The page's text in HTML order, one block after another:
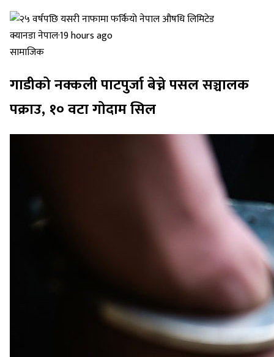
क्यानडा नेपाल·19 hours ago
सामाजिक
गाडीको नक्कली पाटपुर्जा बेच्ने पसल सञ्चालक
पक्राउ, १० वटा गोदाम सिल